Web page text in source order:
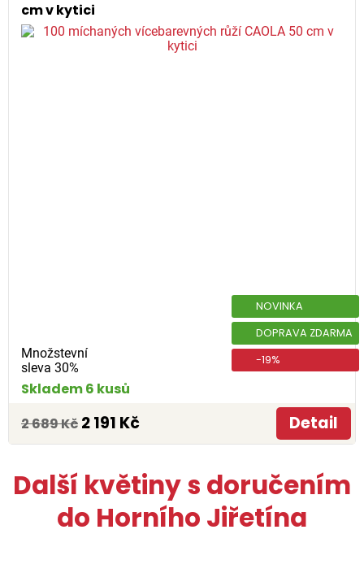
cm v kytici
Množstevní
sleva 30%
NOVINKA
DOPRAVA ZDARMA
-19%
Skladem 6 kusů
2 689 Kč 2 191 Kč Detail
Další květiny s doručením
do Horního Jiřetína